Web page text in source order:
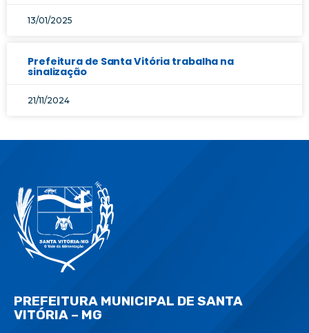
13/01/2025
Prefeitura de Santa Vitória trabalha na
sinalização
21/11/2024
PREFEITURA MUNICIPAL DE SANTA
VITÓRIA – MG